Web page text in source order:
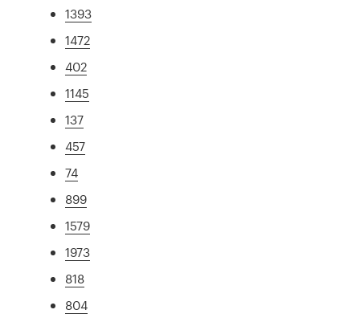
1393
1472
402
1145
137
457
74
899
1579
1973
818
804